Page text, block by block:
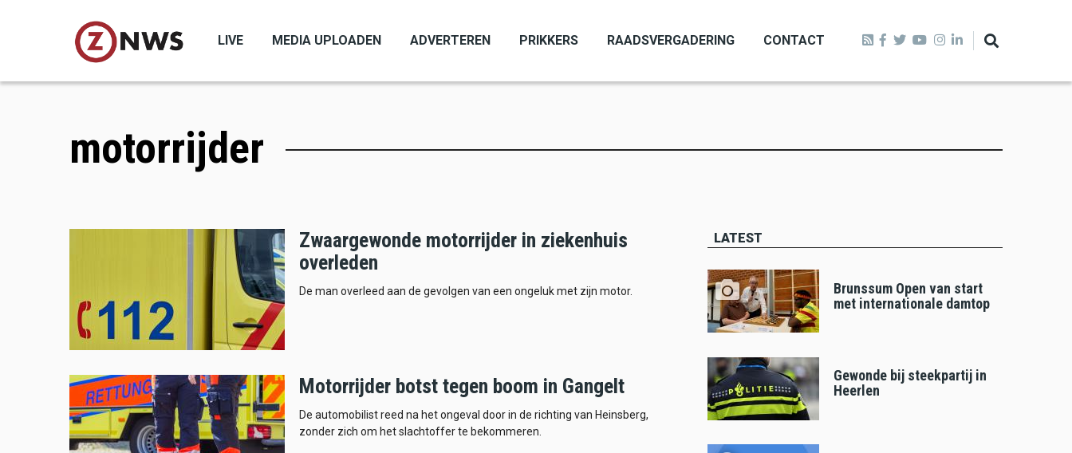
LIVE MEDIA UPLOADEN ADVERTEREN PRIKKERS RAADSVERGADERING CONTACT
motorrijder
Zwaargewonde motorrijder in ziekenhuis
overleden
De man overleed aan de gevolgen van een ongeluk met zijn motor.
Motorrijder botst tegen boom in Gangelt
De automobilist reed na het ongeval door in de richting van Heinsberg,
zonder zich om het slachtoffer te bekommeren.
LATEST
Brunssum Open van start
met internationale damtop
Gewonde bij steekpartij in
Heerlen